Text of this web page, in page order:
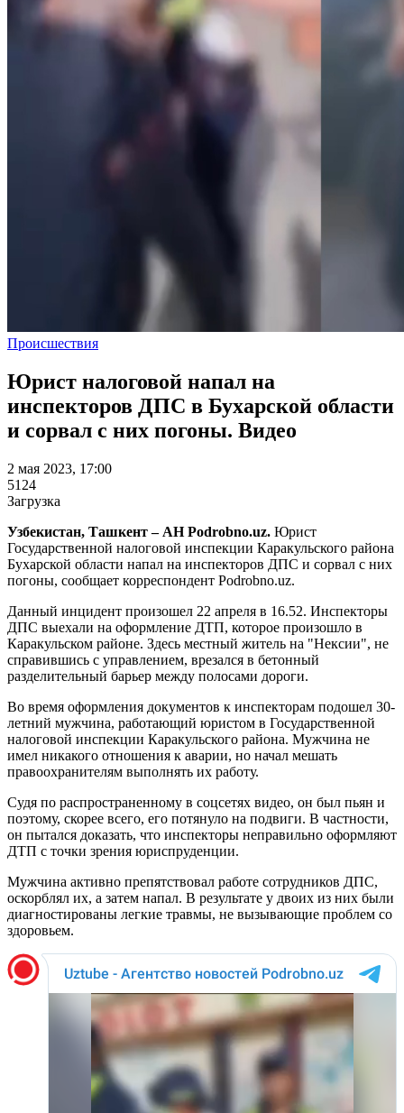
Происшествия
Юрист налоговой напал на
инспекторов ДПС в Бухарской области
и сорвал с них погоны. Видео
2 мая 2023, 17:00
5124
Загрузка
Узбекистан, Ташкент – АН Podrobno.uz. Юрист
Государственной налоговой инспекции Каракульского района
Бухарской области напал на инспекторов ДПС и сорвал с них
погоны, сообщает корреспондент Podrobno.uz.
Данный инцидент произошел 22 апреля в 16.52. Инспекторы
ДПС выехали на оформление ДТП, которое произошло в
Каракульском районе. Здесь местный житель на "Нексии", не
справившись с управлением, врезался в бетонный
разделительный барьер между полосами дороги.
Во время оформления документов к инспекторам подошел 30-
летний мужчина, работающий юристом в Государственной
налоговой инспекции Каракульского района. Мужчина не
имел никакого отношения к аварии, но начал мешать
правоохранителям выполнять их работу.
Судя по распространенному в соцсетях видео, он был пьян и
поэтому, скорее всего, его потянуло на подвиги. В частности,
он пытался доказать, что инспекторы неправильно оформляют
ДТП с точки зрения юриспруденции.
Мужчина активно препятствовал работе сотрудников ДПС,
оскорблял их, а затем напал. В результате у двоих из них были
диагностированы легкие травмы, не вызывающие проблем со
здоровьем.